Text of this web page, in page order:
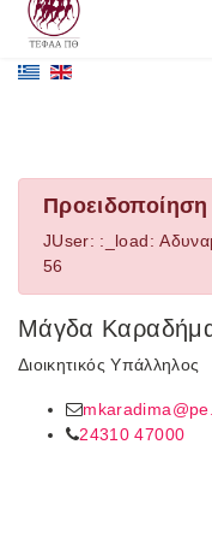
Προειδοποίηση
JUser: :_load:
56
Μάγδα
Διοικητικός Υπάλληλος
24310 47000